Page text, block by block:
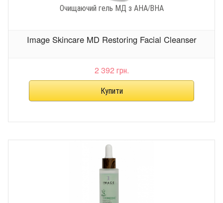
Очищаючий гель МД з АНА/ВНА
Image Skincare MD Restoring Facial Cleanser
2 392 грн.